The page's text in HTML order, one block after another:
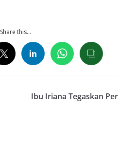
Share this…
Ibu Iriana Tegaskan